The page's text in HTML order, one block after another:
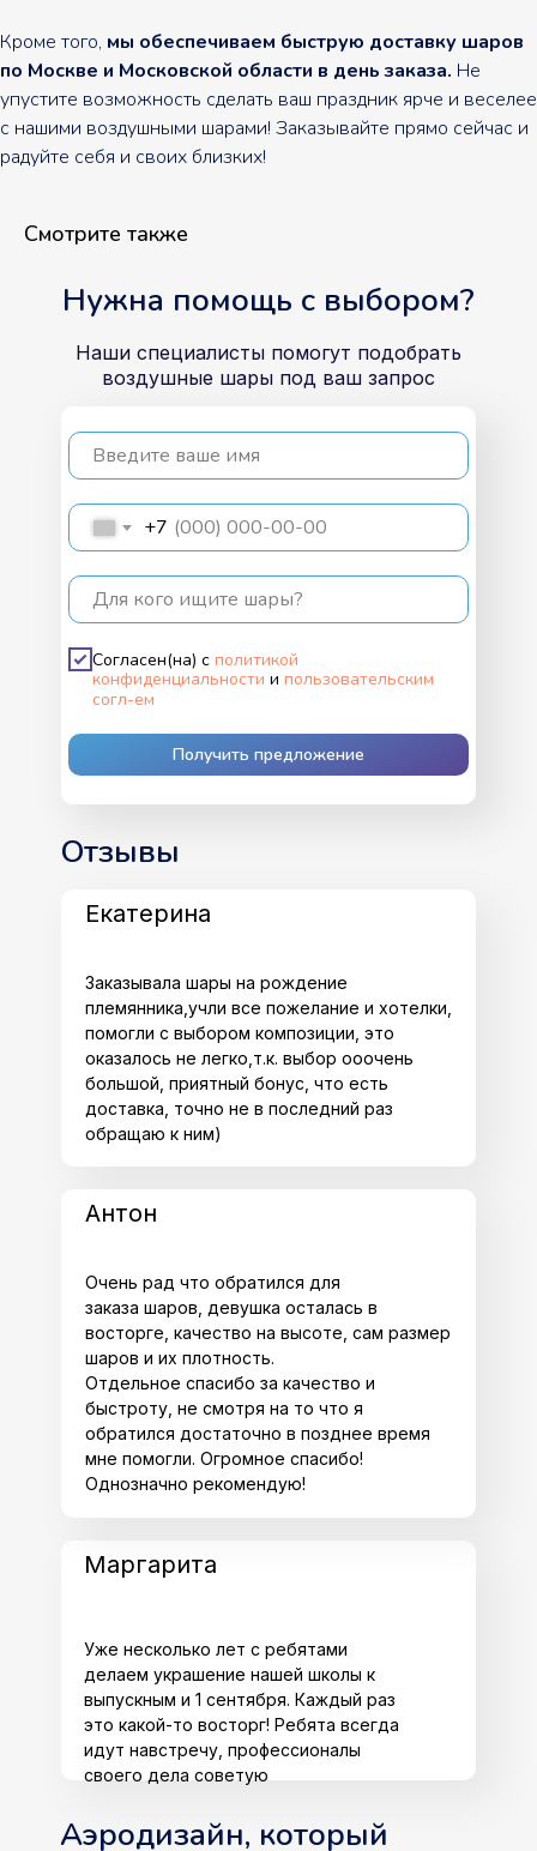
Кроме того, мы обеспечиваем быструю доставку шаров
по Москве и Московской области в день заказа. Не
упустите возможность сделать ваш праздник ярче и веселее
с нашими воздушными шарами! Заказывайте прямо сейчас и
радуйте себя и своих близких!
Смотрите также
Наши специалисты помогут подобрать
воздушные шары под ваш запрос
Введите ваше имя
+7
Для кого ищите шары?
Согласен(на) с политикой
конфиденциальности и пользовательским
согл-ем
Получить предложение
Нужна помощь с выбором?
Отзывы
Заказывала шары на рождение
племянника,учли все пожелание и хотелки,
помогли с выбором композиции, это
оказалось не легко,т.к. выбор ооочень
большой, приятный бонус, что есть
доставка, точно не в последний раз
обращаю к ним)
Екатерина
Уже несколько лет с ребятами
делаем украшение нашей школы к
выпускным и 1 сентября. Каждый раз
это какой-то восторг! Ребята всегда
идут навстречу, профессионалы
своего дела советую
Маргарита
Очень рад что обратился для
заказа шаров, девушка осталась в
восторге, качество на высоте, сам размер
шаров и их плотность.
Отдельное спасибо за качество и
быстроту, не смотря на то что я
обратился достаточно в позднее время
мне помогли. Огромное спасибо!
Однозначно рекомендую!
Антон
Аэродизайн, который